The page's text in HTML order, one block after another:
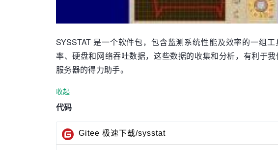
SYSSTAT 是一个软件包，包含监测系统性能及效率的一组
率、硬盘和网络吞吐数据，这些数据的收集和分析，有利于
服务器的得力助手。
收起
代码
Gitee 极速下载/sysstat